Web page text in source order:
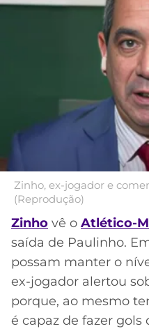
CÓDIGO
INDICAÇÃO
BETANO
MELHORES
APOSTAS
CASSINOS
ONLINE
MELHORES
CASSINOS
ONLINE
CORINTHIANS
SANTOS
FLAMENGO
BOTAFOGO
LIBERTADORES
PREMIER
COPA
SUL-
AMERICANA
DOS
CAMPEÕES
LALIGA
MERCADO
Zinho, ex-jogador e
(Reprodução)
Zinho vê o Atlético-
saída de Paulinho.
possam manter o
ex-jogador alertou
porque, ao mesmo
é capaz de fazer gols